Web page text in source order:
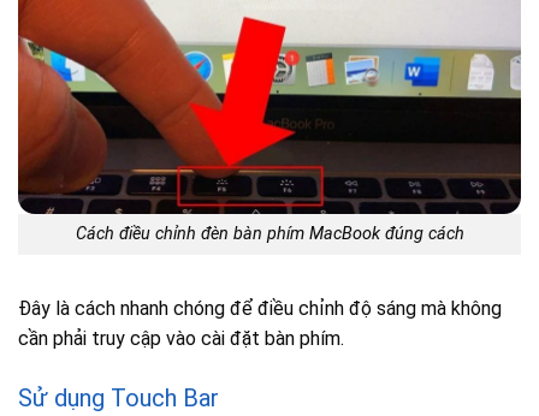
Cách điều chỉnh đèn bàn phím MacBook đúng cách
Đây là cách nhanh chóng để điều chỉnh độ sáng mà không
cần phải truy cập vào cài đặt bàn phím.
Sử dụng Touch Bar